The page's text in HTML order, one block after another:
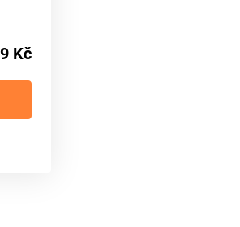
Kč